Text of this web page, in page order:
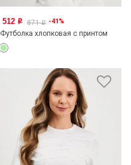
512 o 871o -41%
Футболка хлопковая с принтом